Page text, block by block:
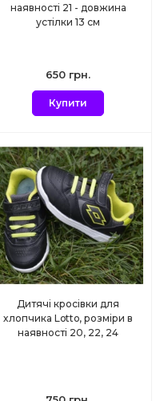
наявності 21 - довжина
устілки 13 см
650 грн.
Купити
Дитячі кросівки для
хлопчика Lotto, розміри в
наявності 20, 22, 24